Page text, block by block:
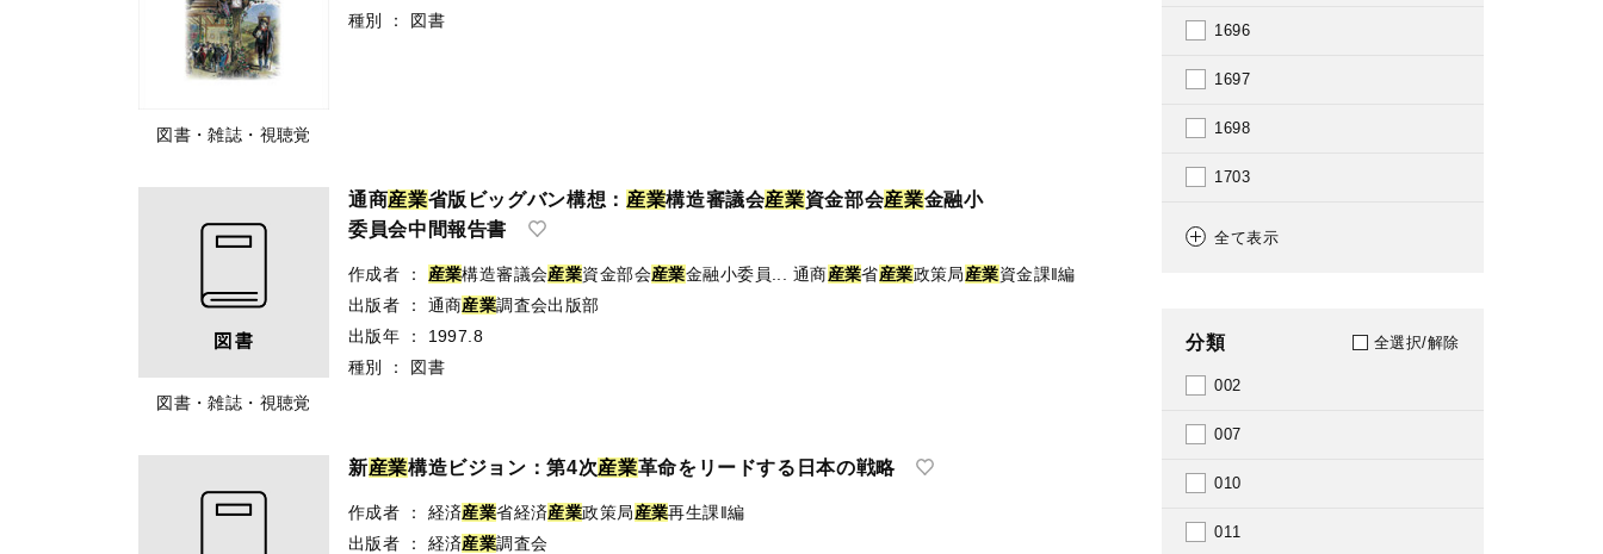
図書・雑誌・視聴覚
種別
： 図書
図書・雑誌・視聴覚
通商産業省版ビッグバン構想： 産業構造審議会産業資金部会産業金融小
委員会中間報告書
作成者 ： 産業構造審議会産業資金部会産業金融小委員... 通商産業省産業政策局産業資金課‖編
出版者
： 通商産業調査会出版部
出版年
：
1997.8
種別
： 図書
新産業構造ビジョン：第4次産業革命をリードする日本の戦略
作成者 ： 経済産業省経済産業政策局産業再生課‖編
出版者
： 経済産業調査会
1696
1697
1698
1703
1705
全て表示
分類 全選択/解除
002
007
010
011